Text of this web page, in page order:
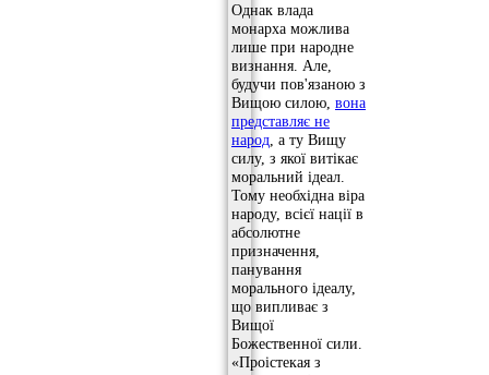
Однак влада
монарха можлива
лише при народне
визнання. Але,
будучи пов'язаною з
Вищою силою, вона
представляє не
народ , а ту Вищу
силу, з якої витікає
моральний ідеал.
Тому необхідна віра
народу, всієї нації в
абсолютне
призначення,
панування
морального ідеалу,
що випливає з
Вищої
Божественної сили.
«Проістекая з